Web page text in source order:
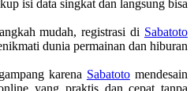
isi data singkat dan langsung bisa
mudah, registrasi di Sabatoto
dunia permainan dan hiburan
karena Sabatotomendesain
yang praktis dan cepat tanpa